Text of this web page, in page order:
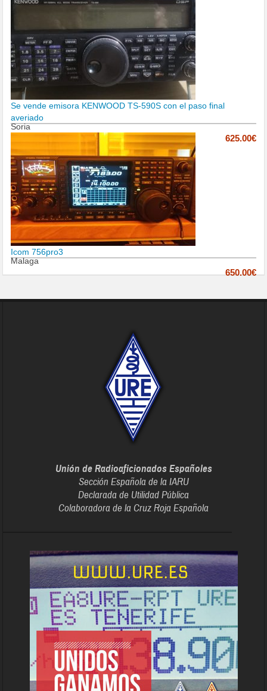
Se vende emisora KENWOOD TS-590S con el paso final
averiado
Soria
625.00€
Icom 756pro3
Malaga
650.00€
Unión de Radioaficionados Españoles
Sección Española de la IARU
Declarada de Utilidad Pública
Colaboradora de la Cruz Roja Española